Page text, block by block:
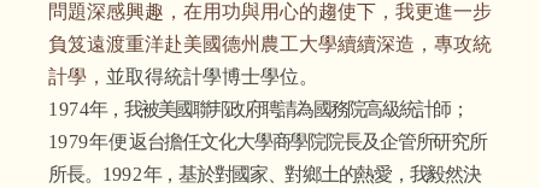
問題深感興趣，在用功與用心的趨使下，我更進一步
負笈遠渡重洋赴美國德州農工大學續續深造，專攻統
計學， 並取得統計學博士學位。
1974年，我被美國聯邦政府聘請為國務院高級統計師；
1979年便返台擔任文化大學商學院院長及企管所研究所
所長。 1992年，基於對國家、對鄉土的熱愛，我毅然決